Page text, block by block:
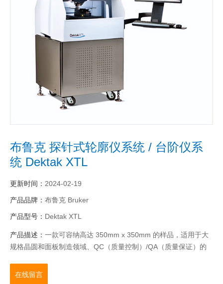
布鲁克 探针式轮廓仪系统 / 台阶仪系
统 Dektak XTL
更新时间： 2024-02-19
产品品牌： 布鲁克 Bruker
产品型号： Dektak XTL
产品描述： 一款可容纳高达 350mm x 350mm 的样品，适用于大
规格晶圆和面板制造领域、QC（质量控制）/QA（质量保证）的
在线留言